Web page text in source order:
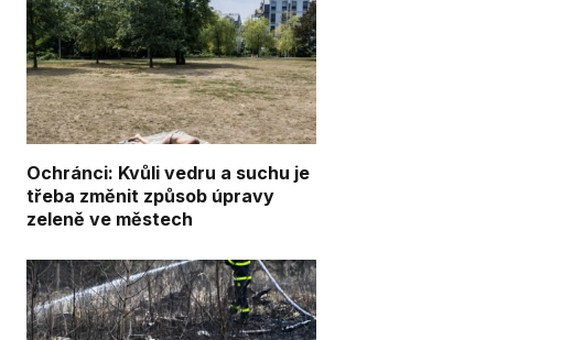
Ochránci: Kvůli vedru a suchu je
třeba změnit způsob úpravy
zeleně ve městech